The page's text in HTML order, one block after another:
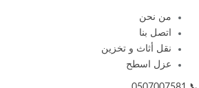
من نحن
اتصل بنا
نقل أثاث و تخزين
عزل اسطح